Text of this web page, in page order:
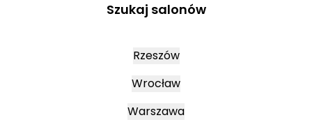
Szukaj salonów
Rzeszów
Wrocław
Warszawa